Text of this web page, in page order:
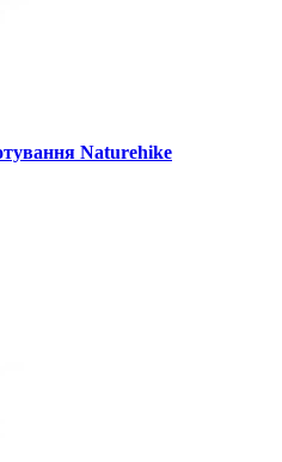
Naturehike